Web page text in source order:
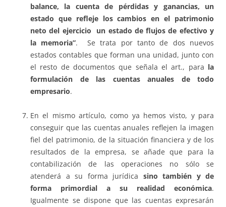
balance, la cuenta de pérdidas y ganancias, un
estado que refleje los cambios en el patrimonio
neto del ejercicio un estado de flujos de efectivo y
la memoria”. Se trata por tanto de dos nuevos
estados contables que forman una unidad, junto con
el resto de documentos que señala el art., para la
formulación de las cuentas anuales de todo
empresario.
En el mismo artículo, como ya hemos visto, y para
conseguir que las cuentas anuales reflejen la imagen
fiel del patrimonio, de la situación financiera y de los
resultados de la empresa, se añade que para la
contabilización de las operaciones no sólo se
atenderá a su forma jurídica sino también y de
forma primordial a su realidad económica.
Igualmente se dispone que las cuentas expresarán